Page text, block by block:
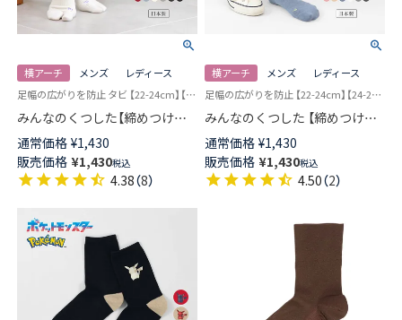
横アーチ メンズ
レディース
足幅の広がりを防止 タビ 【22-24cm】【24-26cm】 ユニバーサルデザイン 日本製
みんなのくつした【締めつけな
い靴下】 横アーチサポート 足袋
クルー丈 エイジングケア フッ
トエイドソックス メンズ レデ
ィース 03150025
通常価格 ¥1,430
販売価格 ¥1,430税込
4.38（8）
横アーチ メンズ
レディース
足幅の広がりを防止 【22-24cm】【24-26cm】 ユニバーサルデザイン ソックス 日本製
みんなのくつした 【締めつけな
い靴下】 横アーチサポート クル
ー丈 エイジングケア フットエ
イドソックス 足底パイル メン
ズ レディース 03150024
通常価格 ¥1,430
販売価格 ¥1,430税込
4.50（2）